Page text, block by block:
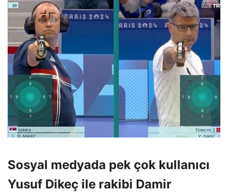
Sosyal medyada pek çok kullanıcı
Yusuf Dikeç ile rakibi Damir